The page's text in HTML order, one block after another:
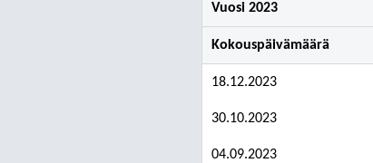
Vuosi 2023
Kokouspäivämäärä
18.12.2023
30.10.2023
04.09.2023